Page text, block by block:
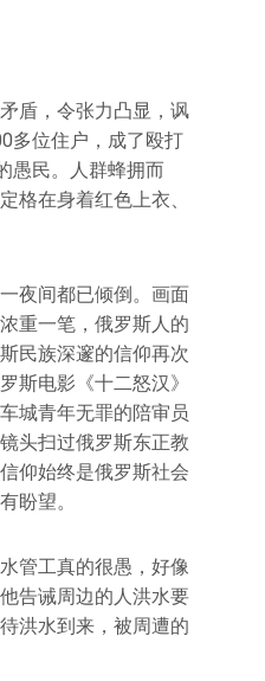
盾，令张力凸显，讽
多位住户，成了殴打
愚民。人群蜂拥而
格在身着红色上衣、
夜间都已倾倒。画面
重一笔，俄罗斯人的
民族深邃的信仰再次
斯电影《十二怒汉》
城青年无罪的陪审员
头扫过俄罗斯东正教
仰始终是俄罗斯社会
盼望。
管工真的很愚，好像
告诫周边的人洪水要
洪水到来，被周遭的